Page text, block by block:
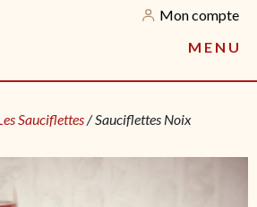
Mon compte
M E N U
Sauciflettes/ Sauciflettes Noix